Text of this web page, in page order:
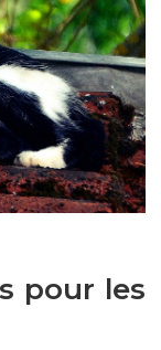
pour les